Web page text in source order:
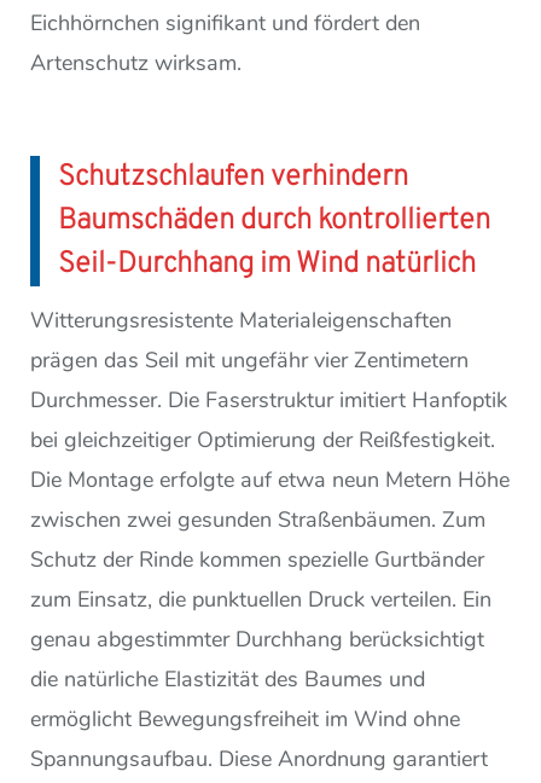
Eichhörnchen signifikant und fördert den
Artenschutz wirksam.
Schutzschlaufen verhindern
Baumschäden durch kontrollierten
Seil-Durchhang im Wind natürlich
Witterungsresistente Materialeigenschaften
prägen das Seil mit ungefähr vier Zentimetern
Durchmesser. Die Faserstruktur imitiert Hanfoptik
bei gleichzeitiger Optimierung der Reißfestigkeit.
Die Montage erfolgte auf etwa neun Metern Höhe
zwischen zwei gesunden Straßenbäumen. Zum
Schutz der Rinde kommen spezielle Gurtbänder
zum Einsatz, die punktuellen Druck verteilen. Ein
genau abgestimmter Durchhang berücksichtigt
die natürliche Elastizität des Baumes und
ermöglicht Bewegungsfreiheit im Wind ohne
Spannungsaufbau. Diese Anordnung garantiert